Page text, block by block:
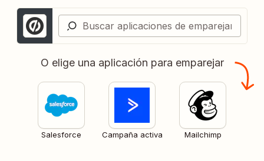
O elige una aplicación para emparejar
Salesforce Campaña activa Mailchimp